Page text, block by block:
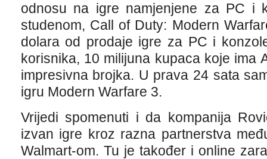
odnosu na igre namjenjene za PC i
studenom, Call of Duty: Modern
dolara od prodaje igre za PC i
korisnika, 10 milijuna kupaca koje ima
impresivna brojka. U prava 24 sata
igru Modern Warfare 3.
Vrijedi spomenuti i da kompanija
izvan igre kroz razna partnerstva
Walmart-om. Tu je također i online